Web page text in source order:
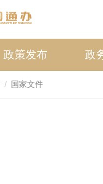
政策发布 政
国家文件